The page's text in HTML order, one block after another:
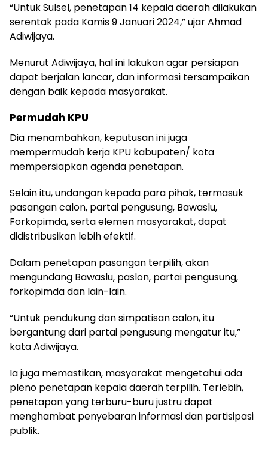
“Untuk Sulsel, penetapan 14 kepala daerah dilakukan
serentak pada Kamis 9 Januari 2024,” ujar Ahmad
Adiwijaya.
Menurut Adiwijaya, hal ini lakukan agar persiapan
dapat berjalan lancar, dan informasi tersampaikan
dengan baik kepada masyarakat.
Permudah KPU
Dia menambahkan, keputusan ini juga
mempermudah kerja KPU kabupaten/ kota
mempersiapkan agenda penetapan.
Selain itu, undangan kepada para pihak, termasuk
pasangan calon, partai pengusung, Bawaslu,
Forkopimda, serta elemen masyarakat, dapat
didistribusikan lebih efektif.
Dalam penetapan pasangan terpilih, akan
mengundang Bawaslu, paslon, partai pengusung,
forkopimda dan lain-lain.
“Untuk pendukung dan simpatisan calon, itu
bergantung dari partai pengusung mengatur itu,”
kata Adiwijaya.
Ia juga memastikan, masyarakat mengetahui ada
pleno penetapan kepala daerah terpilih. Terlebih,
penetapan yang terburu-buru justru dapat
menghambat penyebaran informasi dan partisipasi
publik.